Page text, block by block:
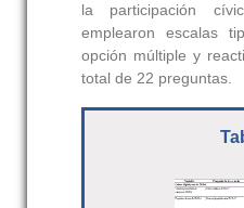
la participación
emplearon escalas
opción múltiple y
total de 22 preguntas.